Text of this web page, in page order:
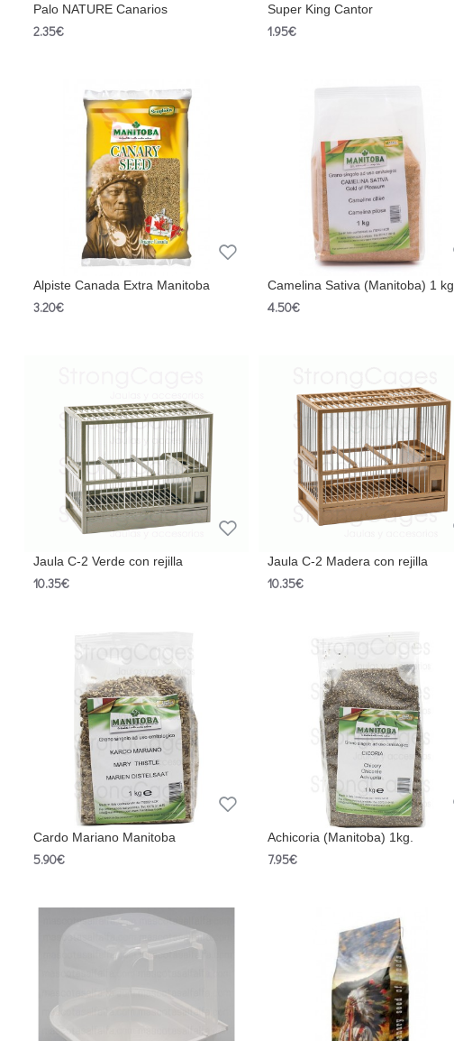
Palo NATURE Canarios
2.35€
Super King Cantor
1.95€
Alpiste Canada Extra Manitoba
3.20€
Camelina Sativa (Manitoba) 1 kg.
4.50€
Jaula C-2 Verde con rejilla
10.35€
Jaula C-2 Madera con rejilla
10.35€
Cardo Mariano Manitoba
5.90€
Achicoria (Manitoba) 1kg.
7.95€